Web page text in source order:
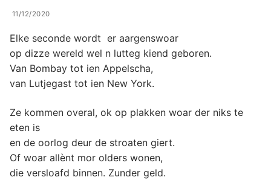
11/12/2020
Elke seconde wordt er aargenswoar
op dizze wereld wel n lutteg kiend geboren.
Van Bombay tot ien Appelscha,
van Lutjegast tot ien New York.
Ze kommen overal, ok op plakken woar der niks te
eten is
en de oorlog deur de stroaten giert.
Of woar allènt mor olders wonen,
die versloafd binnen. Zunder geld.